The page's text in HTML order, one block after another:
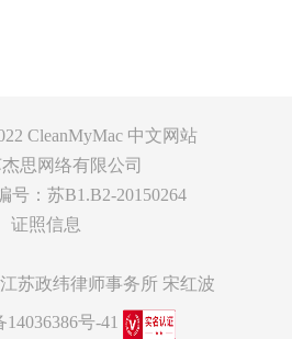
CleanMyMac 中文网站
思网络有限公司
号：苏B1.B2-20150264
证照信息
苏政纬律师事务所 宋红波
14036386号-41